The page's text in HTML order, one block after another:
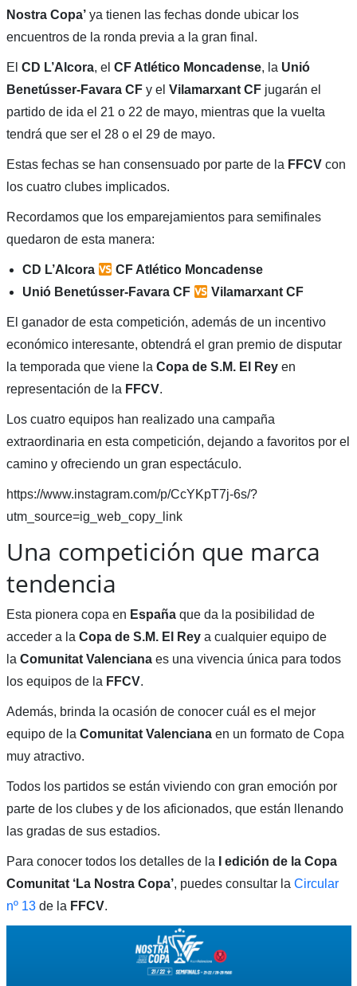
Nostra Copa’ya tienen las fechas donde ubicar los
encuentros de la ronda previa a la gran final.
El CD L’Alcora, el CF Atlético Moncadense, la Unió
Benetússer-Favara CFy el Vilamarxant CFjugarán el
partido de ida el 21 o 22 de mayo, mientras que la vuelta
tendrá que ser el 28 o el 29 de mayo.
Estas fechas se han consensuado por parte de la FFCVcon
los cuatro clubes implicados.
Recordamos que los emparejamientos para semifinales
quedaron de esta manera:
CD L’Alcora
CF Atlético Moncadense
Unió Benetússer-Favara CF
Vilamarxant CF
El ganador de esta competición, además de un incentivo
económico interesante, obtendrá el gran premio de disputar
la temporada que viene la Copa de S.M. El Rey en
representación de la FFCV.
Los cuatro equipos han realizado una campaña
extraordinaria en esta competición, dejando a favoritos por el
camino y ofreciendo un gran espectáculo.
https://www.instagram.com/p/CcYKpT7j-6s/?
utm_source=ig_web_copy_link
Una competición que marca
tendencia
Esta pionera copa en Españaque da la posibilidad de
acceder a la Copa de S.M. El Reya cualquier equipo de
la Comunitat Valencianaes una vivencia única para todos
los equipos de la FFCV.
Además, brinda la ocasión de conocer cuál es el mejor
equipo de la Comunitat Valencianaen un formato de Copa
muy atractivo.
Todos los partidos se están viviendo con gran emoción por
parte de los clubes y de los aficionados, que están llenando
las gradas de sus estadios.
Para conocer todos los detalles de la
I edición de la Copa
Comunitat ‘La Nostra Copa’, puedes consultar la Circular
nº 13de la FFCV.